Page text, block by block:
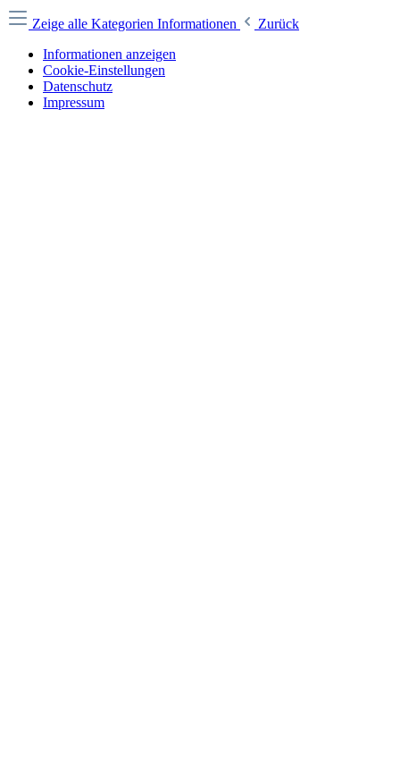
Zeige alle Kategorien Informationen
Zurück
Informationen anzeigen
Cookie-Einstellungen
Datenschutz
Impressum